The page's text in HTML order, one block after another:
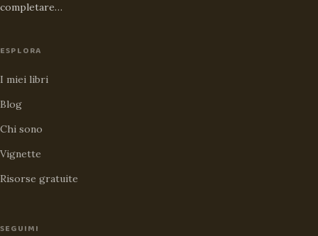
completare…
ESPLORA
I miei libri
Blog
Chi sono
Vignette
Risorse gratuite
SEGUIMI